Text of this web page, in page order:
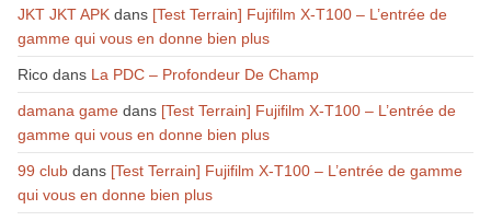
JKT JKT APKdans [Test Terrain] Fujifilm X-T100 – L’entrée de
gamme qui vous en donne bien plus
Ricodans La PDC – Profondeur De Champ
damana gamedans [Test Terrain] Fujifilm X-T100 – L’entrée de
gamme qui vous en donne bien plus
99 clubdans [Test Terrain] Fujifilm X-T100 – L’entrée de gamme
qui vous en donne bien plus